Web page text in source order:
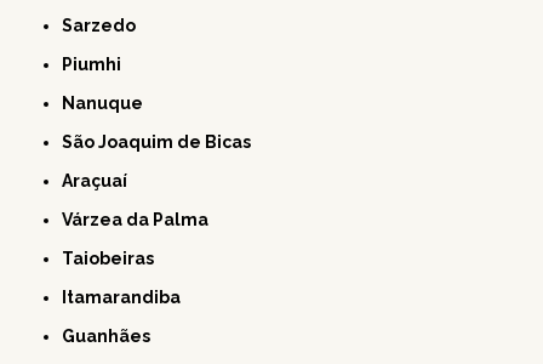
Sarzedo
Piumhi
Nanuque
São Joaquim de Bicas
Araçuaí
Várzea da Palma
Taiobeiras
Itamarandiba
Guanhães